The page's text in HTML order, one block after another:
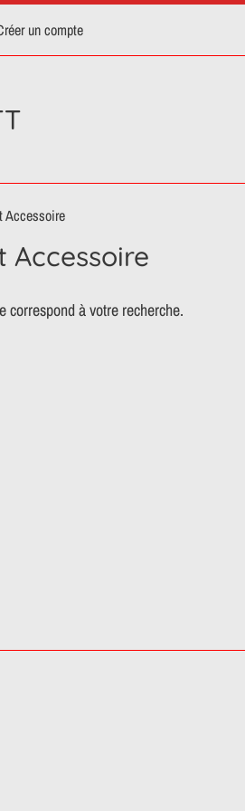
un compte
Accessoire
Accessoire
correspond à votre recherche.